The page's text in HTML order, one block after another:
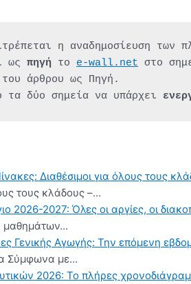
η αναδημοσίευση των
ως πηγή το e-wall.net στο
άρθρου ως Πηγή.
τα δύο σημεία να υπάρχει
Διαθέσιμοι για όλους τους
τους κλάδους –…
2026-2027: Όλες οι αργίες, οι
μαθημάτων…
Γενικής Αγωγής: Την επόμενη
Σύμφωνα με…
2026: Το πλήρες